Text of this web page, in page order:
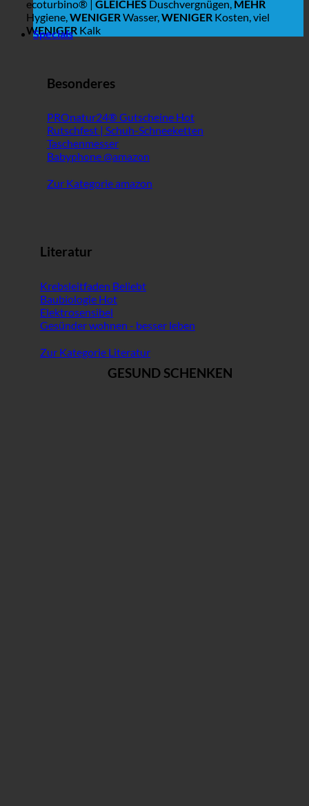
ecoturbino® | GLEICHES Duschvergnügen, MEHR
Hygiene,WENIGERWasser,WENIGER Kosten, viel
WENIGER Kalk
Specials
Besonderes
PROnatur24® Gutscheine
Rutschfest | Schuh-Schneeketten
Taschenmesser
Babyphone @amazon
Zur Kategorie amazon
Literatur
Krebsleitfaden
Baubiologie
Elektrosensibel
Gesünder wohnen - besser leben
Zur Kategorie Literatur
GESUND SCHENKEN